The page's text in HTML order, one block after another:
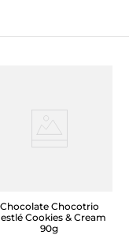
Chocolate Chocotrio
Cookies & Cream
90g